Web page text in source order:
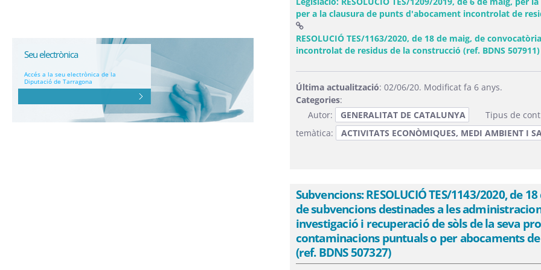
Seu electrònica
Accés a la seu electrònica de la
Diputació de Tarragona
per a la clausura de punts d'abocament incontrolat de
RESOLUCIÓ TES/1163/2020, de 18 de maig, de
incontrolat de residus de la construcció (ref. BDNS 507911)
Última actualització: 02/06/20. Modificat fa 6 anys.
Categories:
Autor:
GENERALITAT DE CATALUNYA
Tipus de
temàtica:
ACTIVITATS ECONÒMIQUES, MEDI AMBIENT I
Subvencions: RESOLUCIÓ TES/1143/2020, de
de subvencions destinades a les
investigació i recuperació de sòls de la seva
contaminacions puntuals o per abocaments
(ref. BDNS 507327)